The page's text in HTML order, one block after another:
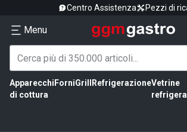
Centro Assistenza Pezzi di
Menu
Apparecchi
di cottura
ForniGrill RefrigerazioneVetrine